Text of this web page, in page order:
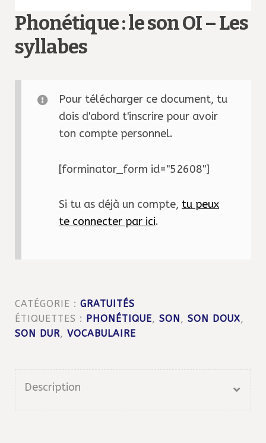
Phonétique : le son OI – Les
syllabes
Pour télécharger ce document, tu
dois d'abord t'inscrire pour avoir
ton compte personnel.
[forminator_form id="52608"]
Si tu as déjà un compte, tu peux
te connecter par ici.
CATÉGORIE : GRATUITÉS
ÉTIQUETTES :
PHONÉTIQUE, SON , SON DOUX,
SON DUR, VOCABULAIRE
Description